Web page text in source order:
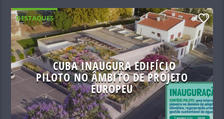
DESTAQUES 0
CUBA INAUGURA EDIFÍCIO
PILOTO NO ÂMBITO DE PROJETO
EUROPEU